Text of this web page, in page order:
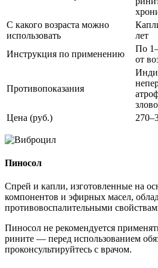
С какого возраста можно
использовать
лет
Инструкция по применению
По
от
Противопоказания
Цена (руб.)
Пиносол
Спрей и капли, изготовленные на
компонентов и эфирных масел,
противовоспалительными
Пиносол не рекомендуется
рините — перед использованием
проконсультируйтесь с врачом.